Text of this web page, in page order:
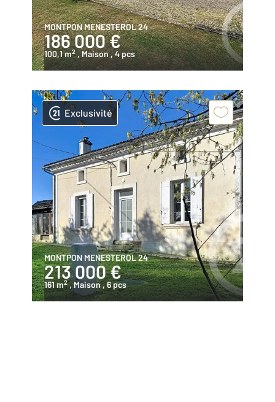
MONTPON MENESTEROL 24
186 000 €
100,1 m2 , Maison, 4 pcs
Exclusivité
MONTPON MENESTEROL 24
213 000 €
161 m2 , Maison, 6 pcs